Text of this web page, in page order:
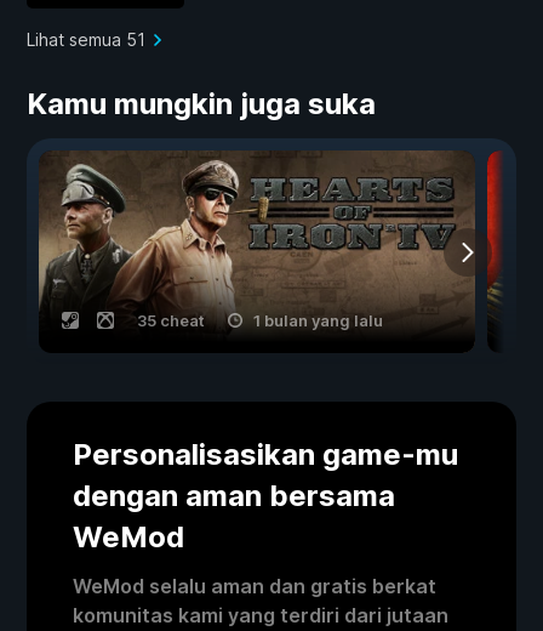
Lihat semua 51
Kamu mungkin juga suka
35 cheat 1 bulan yang lalu
Personalisasikan game-mu
dengan aman bersama
WeMod
WeMod selalu aman dan gratis berkat
komunitas kami yang terdiri dari jutaan